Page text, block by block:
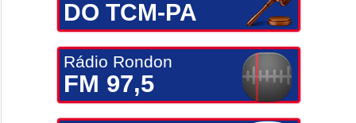
DO TCM-PA
Rádio Rondon
FM 97,5